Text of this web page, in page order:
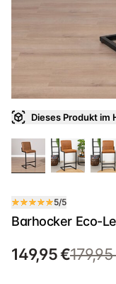
Dieses Produkt im
5/5
Barhocker Eco-
149,95 €